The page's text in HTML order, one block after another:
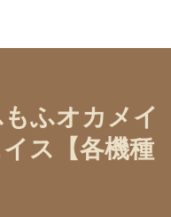
ふオカメイ
ス【各機種